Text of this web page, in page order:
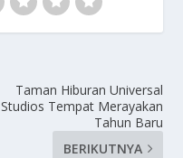
Taman Hiburan Universal
Studios Tempat Merayakan
Tahun Baru
BERIKUTNYA